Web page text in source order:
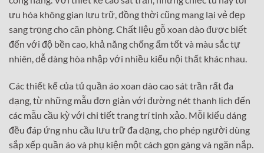
ưu hóa không gian lưu trữ, đồng thời cũng mang lại vẻ đẹp
sang trọng cho căn phòng. Chất liệu gỗ xoan dào được biết
đến với độ bền cao, khả năng chống ẩm tốt và màu sắc tự
nhiên, dễ dàng hòa nhập với nhiều kiểu nội thất khác nhau.
Các thiết kế của tủ quần áo xoan dào cao sát trần rất đa
dạng, từ những mẫu đơn giản với đường nét thanh lịch đến
các mẫu cầu kỳ với chi tiết trang trí tinh xảo. Mỗi kiểu dáng
đều đáp ứng nhu cầu lưu trữ đa dạng, cho phép người dùng
sắp xếp quần áo và phụ kiện một cách gọn gàng và ngăn nắp.